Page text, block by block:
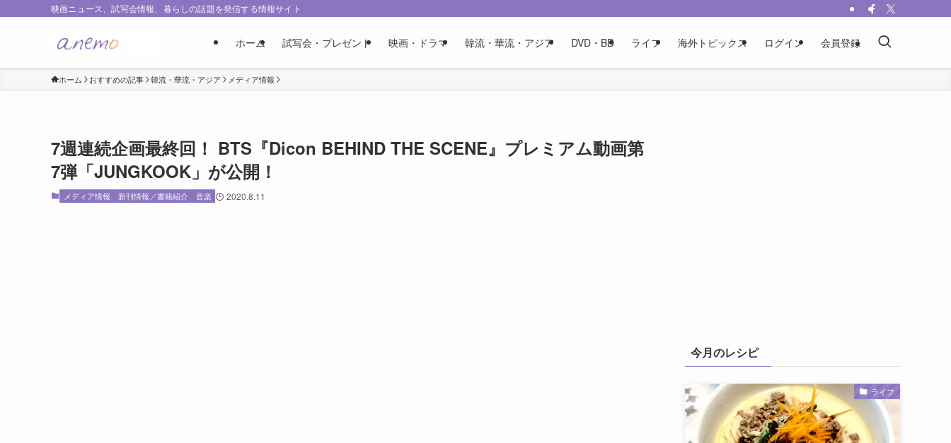
映画ニュース、試写会情報、暮らしの話題を発信する情報サイト
ホーム 試写会・プレゼント 映画・ドラマ 韓流・華流・アジア DVD・BD ライフ 海外トピックス ログイン 会員登録
ホーム おすすめの記事 韓流・華流・アジア メディア情報
7週連続企画最終回！ BTS『Dicon BEHIND THE SCENE』プレミアム動画第
7弾「JUNGKOOK」が公開！
メディア情報 新刊情報／書籍紹介 音楽 2020.8.11
今月のレシピ
ライフ